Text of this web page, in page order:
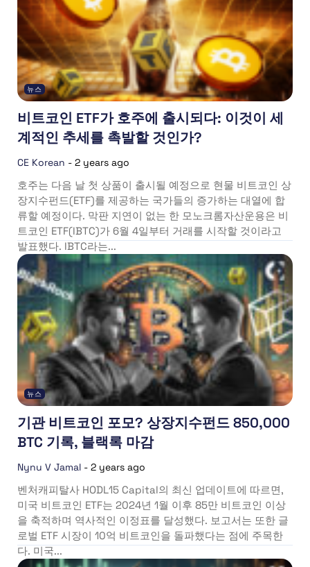
뉴스
비트코인 ETF가 호주에 출시되다: 이것이 세
계적인 추세를 촉발할 것인가?
CE Korean - 2 years ago
호주는 다음 날 첫 상품이 출시될 예정으로 현물 비트코인 상
장지수펀드(ETF)를 제공하는 국가들의 증가하는 대열에 합
류할 예정이다. 막판 지연이 없는 한 모노크롬자산운용은 비
트코인 ETF(IBTC)가 6월 4일부터 거래를 시작할 것이라고
발표했다. IBTC라는...
뉴스
기관 비트코인 포모? 상장지수펀드 850,000
BTC 기록, 블랙록 마감
Nynu V Jamal - 2 years ago
벤처캐피탈사 HODL15 Capital의 최신 업데이트에 따르면,
미국 비트코인 ETF는 2024년 1월 이후 85만 비트코인 이상
을 축적하며 역사적인 이정표를 달성했다. 보고서는 또한 글
로벌 ETF 시장이 10억 비트코인을 돌파했다는 점에 주목한
다. 미국...